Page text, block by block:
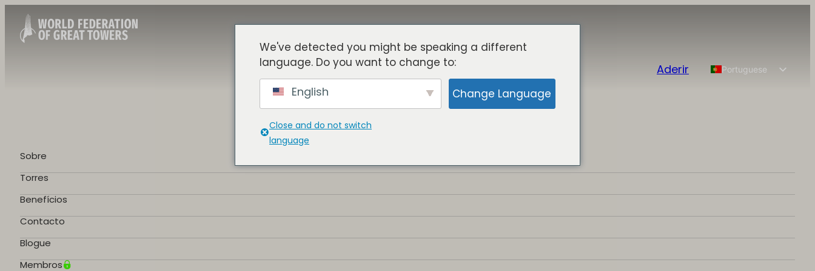
SobreTorresBenefícios BlogueMembros
Aderir
Portuguese
Sobre
Torres
Benefícios
Contacto
Blogue
Membros
We've detected you might be speaking a different
language. Do you want to change to:
English Change Language
Close and do not switch
language